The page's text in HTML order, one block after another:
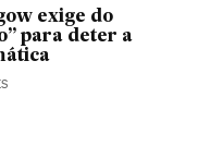
exige do
para deter a